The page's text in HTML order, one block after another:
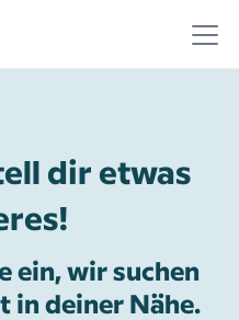
dir etwas
ein, wir suchen
in deiner Nähe.